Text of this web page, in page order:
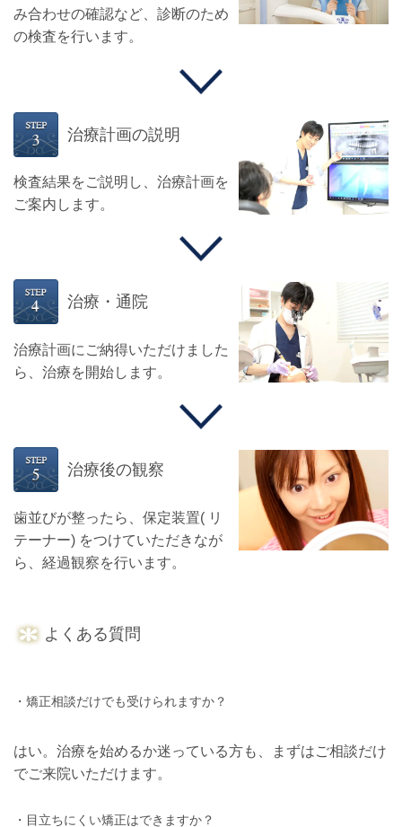
み合わせの確認など、診断のため
の検査を行います。
治療計画の説明
検査結果をご説明し、治療計画を
ご案内します。
治療・通院
治療計画にご納得いただけました
ら、治療を開始します。
治療後の観察
歯並びが整ったら、保定装置( リ
テーナー) をつけていただきなが
ら、経過観察を行います。
よくある質問
・矯正相談だけでも受けられますか？
はい。治療を始めるか迷っている方も、まずはご相談だけ
でご来院いただけます。
・目立ちにくい矯正はできますか？